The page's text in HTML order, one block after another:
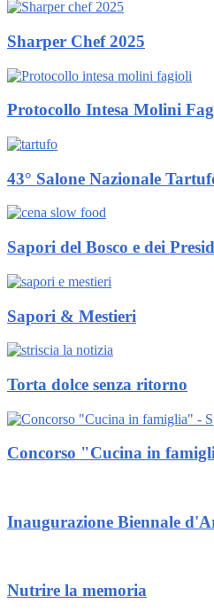
Sharper Chef 2025
Protocollo Intesa Molini
43° Salone Nazionale
Sapori del Bosco e dei
Sapori & Mestieri
Torta dolce senza ritorno
Concorso "Cucina in
Inaugurazione Biennale
Nutrire la memoria